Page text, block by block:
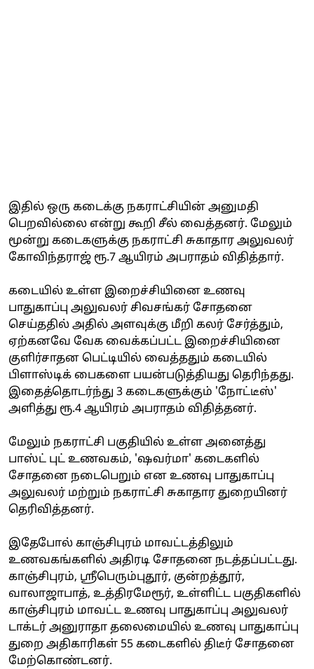
இதில் ஒரு கடைக்கு நகராட்சியின் அனுமதி
பெறவில்லை என்று கூறி சீல் வைத்தனர். மேலும்
மூன்று கடைகளுக்கு நகராட்சி சுகாதார அலுவலர்
கோவிந்தராஜ் ரூ.7 ஆயிரம் அபராதம் விதித்தார்.
கடையில் உள்ள இறைச்சியினை உணவு
பாதுகாப்பு அலுவலர் சிவசங்கர் சோதனை
செய்ததில் அதில் அளவுக்கு மீறி கலர் சேர்த்தும்,
ஏற்கனவே வேக வைக்கப்பட்ட இறைச்சியினை
குளிர்சாதன பெட்டியில் வைத்ததும் கடையில்
பிளாஸ்டிக் பைகளை பயன்படுத்தியது தெரிந்தது.
இதைத்தொடர்ந்து 3 கடைகளுக்கும் 'நோட்டீஸ்'
அளித்து ரூ.4 ஆயிரம் அபராதம் விதித்தனர்.
மேலும் நகராட்சி பகுதியில் உள்ள அனைத்து
பாஸ்ட் புட் உணவகம், 'ஷவர்மா' கடைகளில்
சோதனை நடைபெறும் என உணவு பாதுகாப்பு
அலுவலர் மற்றும் நகராட்சி சுகாதார துறையினர்
தெரிவித்தனர்.
இதேபோல் காஞ்சிபுரம் மாவட்டத்திலும்
உணவகங்களில் அதிரடி சோதனை நடத்தப்பட்டது.
காஞ்சிபுரம், ஸ்ரீபெரும்புதூர், குன்றத்தூர்,
வாலாஜாபாத், உத்திரமேரூர், உள்ளிட்ட பகுதிகளில்
காஞ்சிபுரம் மாவட்ட உணவு பாதுகாப்பு அலுவலர்
டாக்டர் அனுராதா தலைமையில் உணவு பாதுகாப்பு
துறை அதிகாரிகள் 55 கடைகளில் திடீர் சோதனை
மேற்கொண்டனர்.